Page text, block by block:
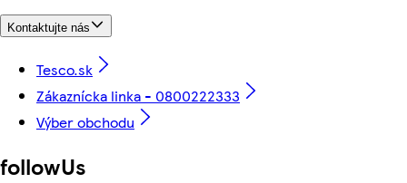
Kontaktujte nás
Tesco.sk
Zákaznícka linka - 0800222333
Výber obchodu
followUs